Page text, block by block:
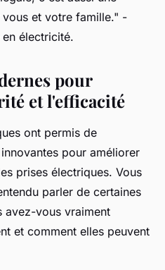
et votre famille." -
électricité.
pour
et l'efficacité
ont permis de
pour améliorer
prises électriques. Vous
parler de certaines
avez-vous vraiment
et comment elles peuvent